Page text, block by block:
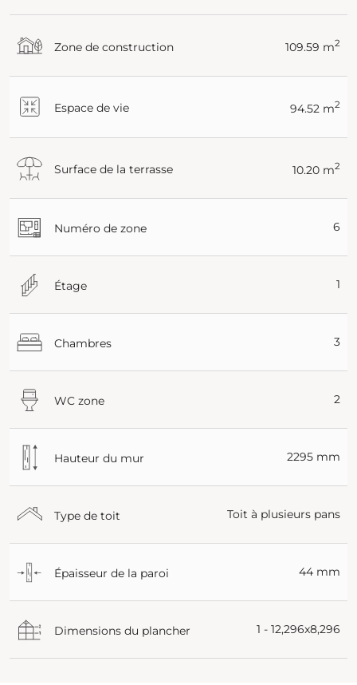
Zone de construction 109.59 m2
Espace de vie 94.52 m2
Surface de la terrasse 10.20 m2
Numéro de zone 6
Étage 1
Chambres 3
WC zone 2
Hauteur du mur 2295 mm
Type de toit Toit à plusieurs pans
Épaisseur de la paroi 44 mm
Dimensions du plancher 1 - 12,296x8,296